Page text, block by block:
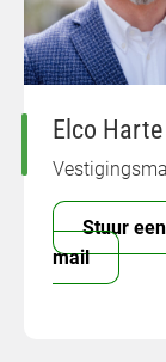
Elco Harte
Stuur een
mail